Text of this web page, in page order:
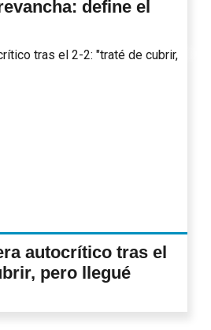
define el
autocrítico tras el
pero llegué